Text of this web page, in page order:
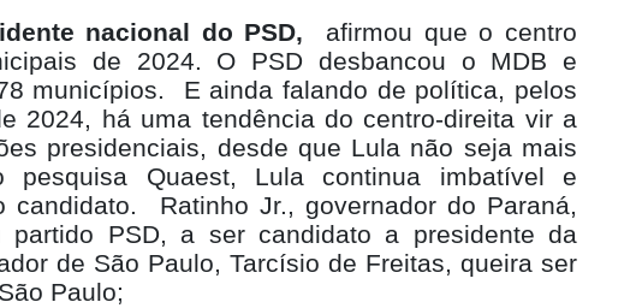
nacional do PSD,
afirmou que o centro
de 2024. O PSD desbancou o MDB e
municípios.
E ainda falando de política, pelos
2024, há uma tendência do centro-direita vir a
presidenciais, desde que Lula não seja mais
pesquisa Quaest, Lula continua imbatível e
candidato.
Ratinho Jr., governador do Paraná,
partido PSD, a ser candidato a presidente da
de São Paulo, Tarcísio de Freitas, queira ser
Paulo;